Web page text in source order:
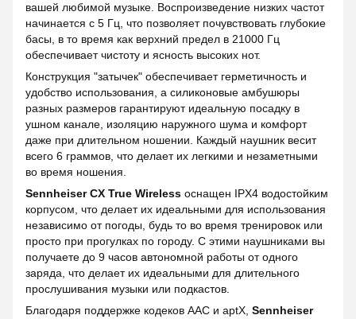
вашей любимой музыке. Воспроизведение низких частот
начинается с 5 Гц, что позволяет почувствовать глубокие
басы, в то время как верхний предел в 21000 Гц
обеспечивает чистоту и ясность высоких нот.
Конструкция "затычек" обеспечивает герметичность и
удобство использования, а силиконовые амбушюры
разных размеров гарантируют идеальную посадку в
ушном канале, изоляцию наружного шума и комфорт
даже при длительном ношении. Каждый наушник весит
всего 6 граммов, что делает их легкими и незаметными
во время ношения.
Sennheiser CX True Wireless оснащен IPX4 водостойким
корпусом, что делает их идеальными для использования
независимо от погоды, будь то во время тренировок или
просто при прогулках по городу. С этими наушниками вы
получаете до 9 часов автономной работы от одного
заряда, что делает их идеальными для длительного
прослушивания музыки или подкастов.
Благодаря поддержке кодеков AAC и aptX, Sennheiser